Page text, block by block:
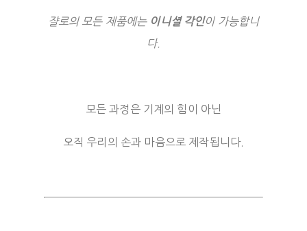
쟐로의 모든 제품에는 이니셜 각인이 가능합니
다.
모든 과정은 기계의 힘이 아닌
오직 우리의 손과 마음으로 제작됩니다.